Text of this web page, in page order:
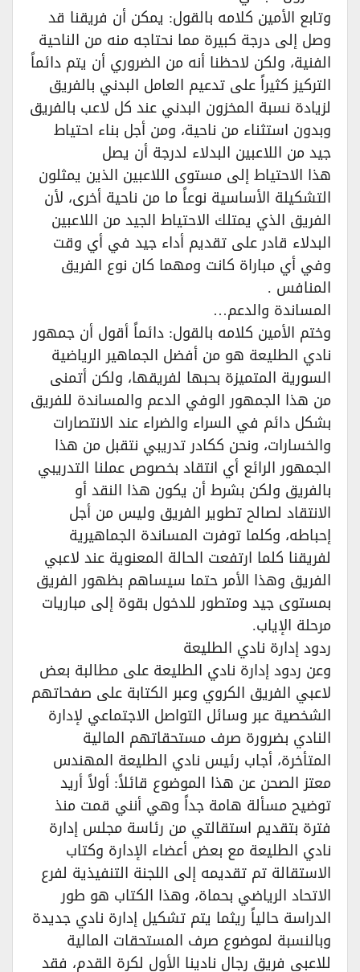
وتابع الأمين كلامه بالقول: يمكن أن فريقنا قد
وصل إلى درجة كبيرة مما نحتاجه منه من الناحية
الفنية، ولكن لاحظنا أنه من الضروري أن يتم دائماً
التركيز كثيراً على تدعيم العامل البدني بالفريق
لزيادة نسبة المخزون البدني عند كل لاعب بالفريق
وبدون استثناء من ناحية، ومن أجل بناء احتياط
جيد من اللاعبين البدلاء لدرجة أن يصل
هذا الاحتياط إلى مستوى اللاعبين الذين يمثلون
التشكيلة الأساسية نوعاً ما من ناحية أخرى، لأن
الفريق الذي يمتلك الاحتياط الجيد من اللاعبين
البدلاء قادر على تقديم أداء جيد في أي وقت
وفي أي مباراة كانت ومهما كان نوع الفريق
المنافس .
المساندة والدعم…
وختم الأمين كلامه بالقول: دائماً أقول أن جمهور
نادي الطليعة هو من أفضل الجماهير الرياضية
السورية المتميزة بحبها لفريقها، ولكن أتمنى
من هذا الجمهور الوفي الدعم والمساندة للفريق
بشكل دائم في السراء والضراء عند الانتصارات
والخسارات، ونحن ككادر تدريبي نتقبل من هذا
الجمهور الرائع أي انتقاد بخصوص عملنا التدريبي
بالفريق ولكن بشرط أن يكون هذا النقد أو
الانتقاد لصالح تطوير الفريق وليس من أجل
إحباطه، وكلما توفرت المساندة الجماهيرية
لفريقنا كلما ارتفعت الحالة المعنوية عند لاعبي
الفريق وهذا الأمر حتما سيساهم بظهور الفريق
بمستوى جيد ومتطور للدخول بقوة إلى مباريات
مرحلة الإياب.
ردود إدارة نادي الطليعة
وعن ردود إدارة نادي الطليعة على مطالبة بعض
لاعبي الفريق الكروي وعبر الكتابة على صفحاتهم
الشخصية عبر وسائل التواصل الاجتماعي لإدارة
النادي بضرورة صرف مستحقاتهم المالية
المتأخرة، أجاب رئيس نادي الطليعة المهندس
معتز الصحن عن هذا الموضوع قائلاً: أولاً أريد
توضيح مسألة هامة جداً وهي أنني قمت منذ
فترة بتقديم استقالتي من رئاسة مجلس إدارة
نادي الطليعة مع بعض أعضاء الإدارة وكتاب
الاستقالة تم تقديمه إلى اللجنة التنفيذية لفرع
الاتحاد الرياضي بحماة، وهذا الكتاب هو طور
الدراسة حالياً ريثما يتم تشكيل إدارة نادي جديدة
وبالنسبة لموضوع صرف المستحقات المالية
للاعبي فريق رجال نادينا الأول لكرة القدم، فقد